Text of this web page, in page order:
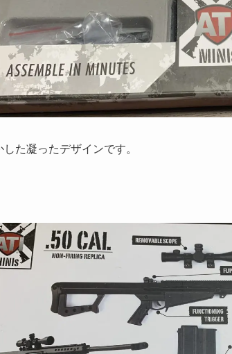
た凝ったデザインです。